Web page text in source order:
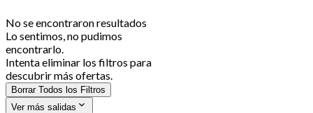
No se encontraron resultados
Lo sentimos, no pudimos
encontrarlo.
Intenta eliminar los filtros para
descubrir más ofertas.
Borrar Todos los Filtros
Ver más salidas